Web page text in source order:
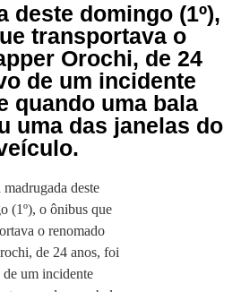
deste domingo (1º),
transportava o
Orochi, de 24
de um incidente
quando uma bala
uma das janelas do